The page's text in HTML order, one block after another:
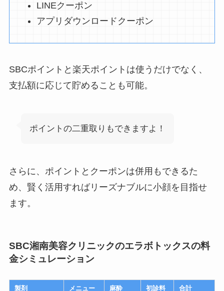
LINEクーポン
アプリダウンロードクーポン
SBCポイントと楽天ポイントは使うだけでなく、
支払額に応じて貯めることも可能。
ポイントの二重取りもできますよ！
さらに、ポイントとクーポンは併用もできるた
め、賢く活用すればリーズナブルに小顔を目指せ
ます。
SBC湘南美容クリニックのエラボトックスの料
金シミュレーション
製剤 メニュー 麻酔 初診料 合計